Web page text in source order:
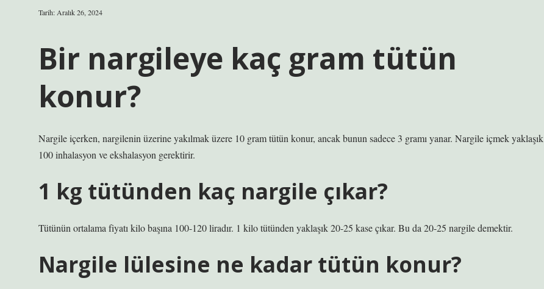
Tarih: Aralık 26, 2024
Bir nargileye kaç gram tütün
konur?
Nargile içerken, nargilenin üzerine yakılmak üzere 10 gram tütün konur, ancak bunun sadece 3 gramı yanar. Nargile içmek yaklaşık
100 inhalasyon ve ekshalasyon gerektirir.
1 kg tütünden kaç nargile çıkar?
Tütünün ortalama fiyatı kilo başına 100-120 liradır. 1 kilo tütünden yaklaşık 20-25 kase çıkar. Bu da 20-25 nargile demektir.
Nargile lülesine ne kadar tütün konur?